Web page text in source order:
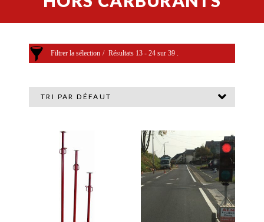
Filtrer la sélection Résultats 13 - 24 sur 39 .
Matériels divers
Accessoires NORCAR
TRI PAR DÉFAUT